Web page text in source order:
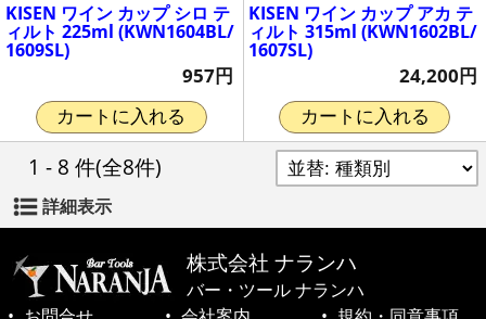
KISEN ワイン カップ シロ テ
ィルト 225ml (KWN1604BL/
1609SL)
957円
カートに入れる
KISEN ワイン カップ アカ テ
ィルト 315ml (KWN1602BL/
1607SL)
24,200円
カートに入れる
1 - 8 件(全8件)
詳細表示
株式会社 ナランハ
バー・ツール ナランハ